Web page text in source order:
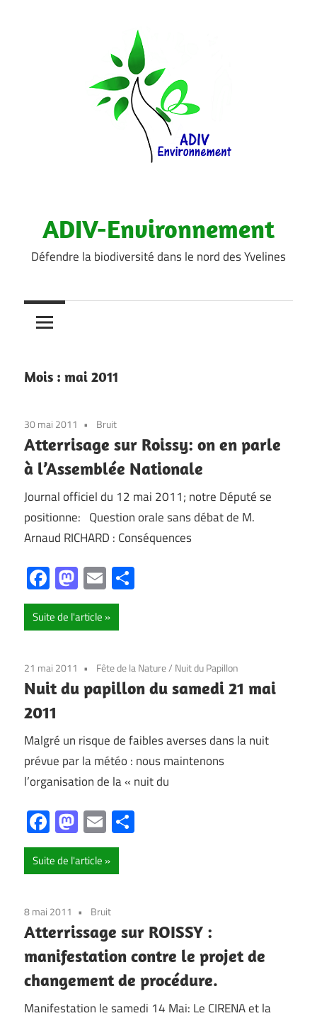
ADIV-Environnement
Défendre la biodiversité dans le nord des Yvelines
Mois : mai 2011
30 mai 2011 Bruit
Atterrisage sur Roissy: on en parle
à l’Assemblée Nationale
Journal officiel du 12 mai 2011; notre Député se
positionne: Question orale sans débat de M.
Arnaud RICHARD : Conséquences
Facebook
Mastodon
Email
Suite de l'article
21 mai 2011 Fête de la Nature/ Nuit du Papillon
Nuit du papillon du samedi 21 mai
2011
Malgré un risque de faibles averses dans la nuit
prévue par la météo : nous maintenons
l’organisation de la « nuit du
Facebook
Mastodon
Email
Suite de l'article
8 mai 2011 Bruit
Atterrissage sur ROISSY :
manifestation contre le projet de
changement de procédure.
Manifestation le samedi 14 Mai: Le CIRENA et la